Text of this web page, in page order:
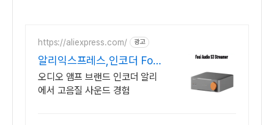
https://aliexpress.com/ 광고
알리익스프레스,인코더 Fosi
알리특가 오디오앰프
오디오 앰프 브랜드 인코더 알리
에서 고음질 사운드 경험